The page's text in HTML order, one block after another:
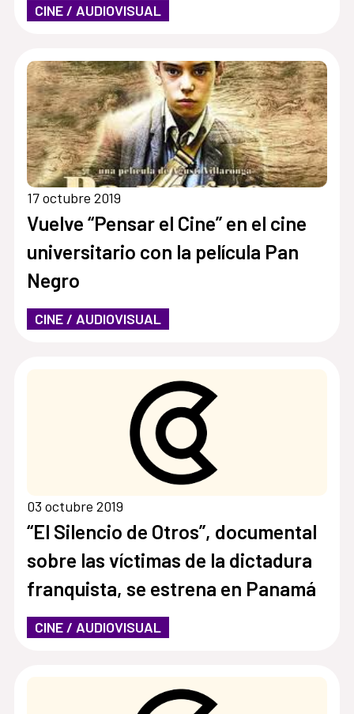
CINE / AUDIOVISUAL
17 octubre 2019
Vuelve “Pensar el Cine” en el cine
universitario con la película Pan
Negro
CINE / AUDIOVISUAL
03 octubre 2019
“El Silencio de Otros”, documental
sobre las víctimas de la dictadura
franquista, se estrena en Panamá
CINE / AUDIOVISUAL